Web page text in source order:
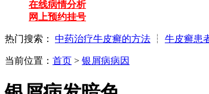
在线病情分析
网上预约挂号
热门搜索： 中药治疗牛皮癣的方法 ┆ 牛皮癣患
当前位置： 首页 > 银屑病病因